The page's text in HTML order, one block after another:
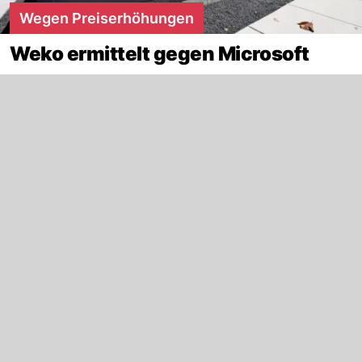
Wegen Preiserhöhungen
Weko ermittelt gegen Microsoft